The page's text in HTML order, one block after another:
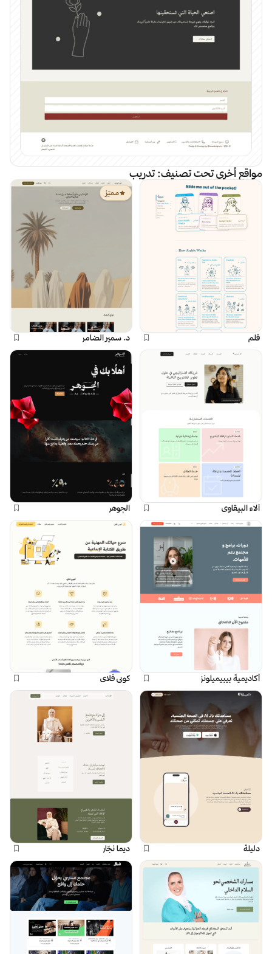
مواقع أخرى تحت تصنيف:تدريب
قلم
مميّز
د. سمير الضامر
آلاء البيقاوي الجوهر
أكاديمية بيبيميلونز كوبي فلاي
دليلة ديما نجّار